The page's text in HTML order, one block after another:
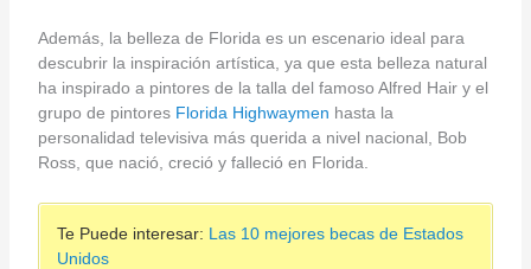
Además, la belleza de Florida es un escenario ideal para
descubrir la inspiración artística, ya que esta belleza natural
ha inspirado a pintores de la talla del famoso Alfred Hair y el
grupo de pintores Florida Highwaymen hasta la
personalidad televisiva más querida a nivel nacional, Bob
Ross, que nació, creció y falleció en Florida.
Te Puede interesar: Las 10 mejores becas de Estados
Unidos